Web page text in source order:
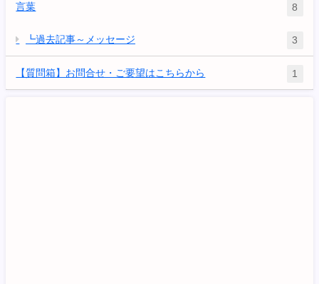
言葉 8
┗過去記事～メッセージ 3
【質問箱】お問合せ・ご要望はこちらから 1